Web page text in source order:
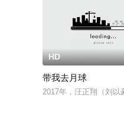
HD
带我去月球
2017年，汪正翔（刘以